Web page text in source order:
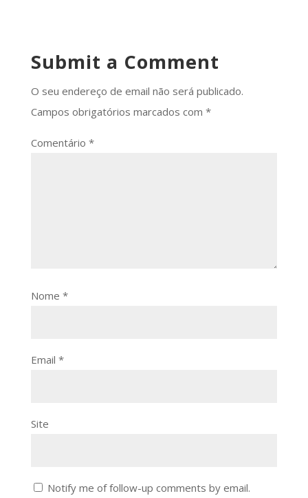
Submit a Comment
O seu endereço de email não será publicado.
Campos obrigatórios marcados com *
Comentário *
Nome *
Email *
Site
Notify me of follow-up comments by email.